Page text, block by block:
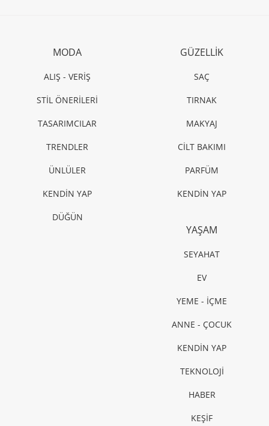
MODA
ALIŞ - VERİŞ
STİL ÖNERİLERİ
TASARIMCILAR
TRENDLER
ÜNLÜLER
KENDİN YAP
DÜĞÜN
GÜZELLİK
SAÇ
TIRNAK
MAKYAJ
CİLT BAKIMI
PARFÜM
KENDİN YAP
YAŞAM
SEYAHAT
EV
YEME - İÇME
ANNE - ÇOCUK
KENDİN YAP
TEKNOLOJİ
HABER
KEŞİF